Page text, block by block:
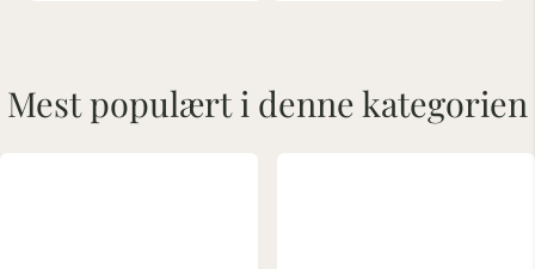
Mest populært i denne kategorien